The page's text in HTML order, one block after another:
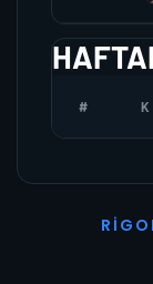
# K
R I G O